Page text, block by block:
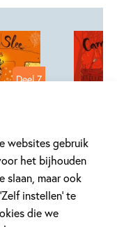
websites gebruik
het bijhouden
slaan, maar ook
instellen’ te
die we
Deel 7
7 –
en
Juf
18,99